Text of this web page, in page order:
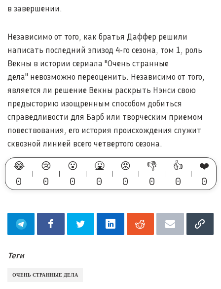
в завершении.
Независимо от того, как братья Даффер решили
написать последний эпизод 4-го сезона, том 1, роль
Векны в истории сериала "Очень странные
дела" невозможно переоценить. Независимо от того,
является ли решение Векны раскрыть Нэнси свою
предысторию изощренным способом добиться
справедливости для Барб или творческим приемом
повествования, его история происхождения служит
сквозной линией всего четвертого сезона.
😂
0
😢
0
😮
0
🤮
0
😡
0
👎
0
👍
0
❤️
0
Теги
ОЧЕНЬ СТРАННЫЕ ДЕЛА